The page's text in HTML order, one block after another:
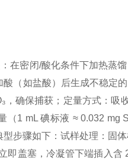
在密闭/酸化条件下加热蒸
酸（如盐酸）后生成不稳定
，确保捕获； 定量方式：吸
（1 mL 碘标液 ≈ 0.032 mg
步骤如下： 试样处理：固
即盖塞，冷凝管下端插入